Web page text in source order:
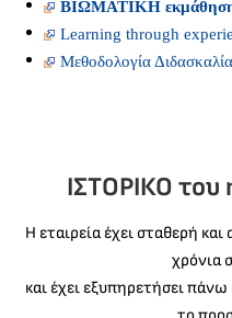
ΒΙΩΜΑΤΙΚΗ εκμάθηση
Learning through
Μεθοδολογία
ΙΣΤΟΡΙΚΟ
H εταιρεία έχει σταθερή
χρόνια
και έχει εξυπηρετήσει